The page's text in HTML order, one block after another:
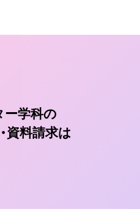
ー学科の
資料請求は